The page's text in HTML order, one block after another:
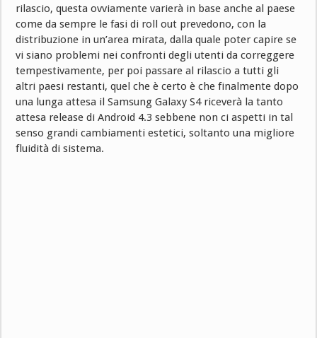
rilascio, questa ovviamente varierà in base anche al paese
come da sempre le fasi di roll out prevedono, con la
distribuzione in un’area mirata, dalla quale poter capire se
vi siano problemi nei confronti degli utenti da correggere
tempestivamente, per poi passare al rilascio a tutti gli
altri paesi restanti, quel che è certo è che finalmente dopo
una lunga attesa il Samsung Galaxy S4 riceverà la tanto
attesa release di Android 4.3 sebbene non ci aspetti in tal
senso grandi cambiamenti estetici, soltanto una migliore
fluidità di sistema.